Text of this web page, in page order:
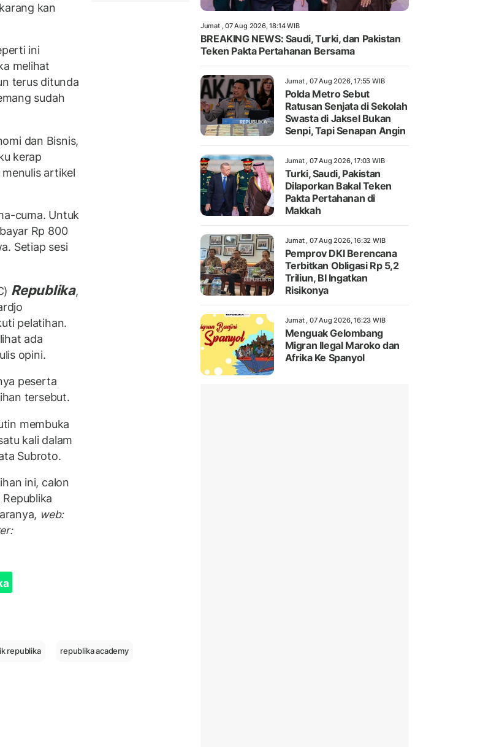
kan
ini
melihat
terus ditunda
sudah
dan Bisnis,
kerap
artikel
cuma. Untuk
Rp 800
Setiap sesi
Republika,
pelatihan.
ada
opini.
peserta
tersebut.
membuka
kali dalam
Subroto.
ini, calon
web:
republika republika academy
Jumat , 07 Aug 2026, 18:14 WIB
BREAKING NEWS: Saudi, Turki, dan Pakistan
Teken Pakta Pertahanan Bersama
Jumat , 07 Aug 2026, 17:55 WIB
Polda Metro Sebut
Ratusan Senjata di Sekolah
Swasta di Jaksel Bukan
Senpi, Tapi Senapan Angin
Jumat , 07 Aug 2026, 17:03 WIB
Turki, Saudi, Pakistan
Dilaporkan Bakal Teken
Pakta Pertahanan di
Makkah
Jumat , 07 Aug 2026, 16:32 WIB
Pemprov DKI Berencana
Terbitkan Obligasi Rp 5,2
Triliun, BI Ingatkan
Risikonya
Jumat , 07 Aug 2026, 16:23 WIB
Menguak Gelombang
Migran Ilegal Maroko dan
Afrika Ke Spanyol